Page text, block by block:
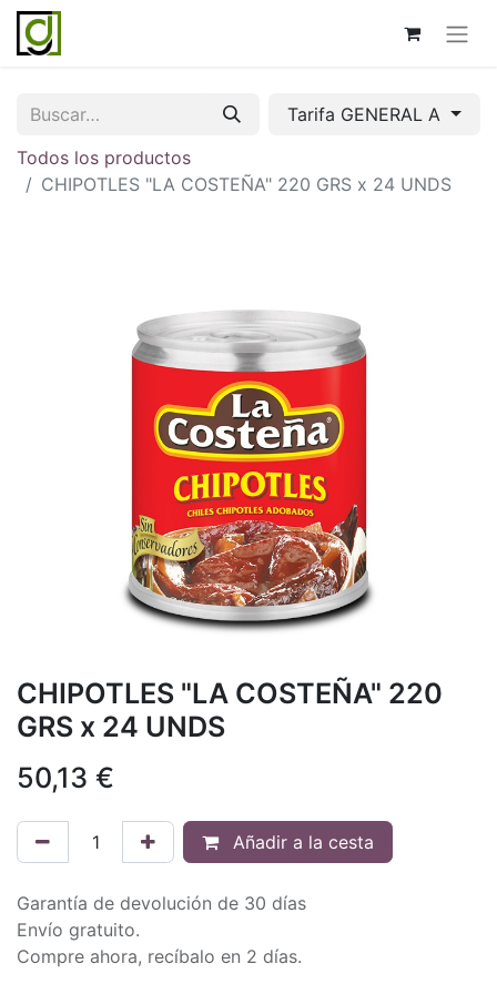
Tarifa GENERAL A
Todos los productos
CHIPOTLES "LA COSTEÑA" 220 GRS x 24 UNDS
CHIPOTLES "LA COSTEÑA" 220
GRS x 24 UNDS
50,13 €
Añadir a la cesta
Garantía de devolución de 30 días
Envío gratuito.
Compre ahora, recíbalo en 2 días.